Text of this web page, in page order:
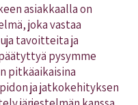
asiakkaalla on
joka vastaa
tavoitteita ja
pysymme
pitkäaikaisina
ja jatkokehityksen